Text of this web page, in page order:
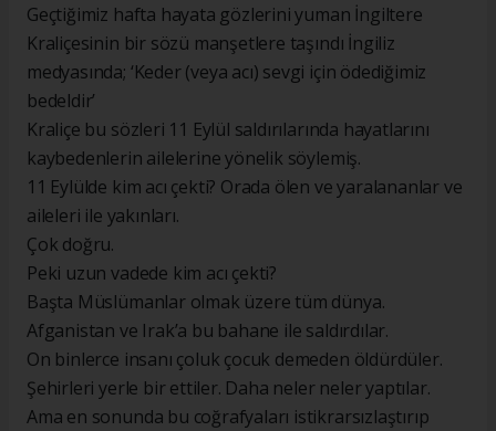
Geçtiğimiz hafta hayata gözlerini yuman İngiltere
Kraliçesinin bir sözü manşetlere taşındı İngiliz
medyasında; ‘Keder (veya acı) sevgi için ödediğimiz
bedeldir’
Kraliçe bu sözleri 11 Eylül saldırılarında hayatlarını
kaybedenlerin ailelerine yönelik söylemiş.
11 Eylülde kim acı çekti? Orada ölen ve yaralananlar ve
aileleri ile yakınları.
Çok doğru.
Peki uzun vadede kim acı çekti?
Başta Müslümanlar olmak üzere tüm dünya.
Afganistan ve Irak’a bu bahane ile saldırdılar.
On binlerce insanı çoluk çocuk demeden öldürdüler.
Şehirleri yerle bir ettiler. Daha neler neler yaptılar.
Ama en sonunda bu coğrafyaları istikrarsızlaştırıp